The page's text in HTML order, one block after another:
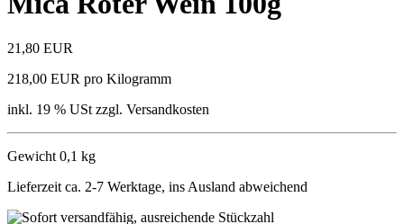
21,80 EUR
218,00 EUR pro Kilogramm
inkl. 19 % USt zzgl. Versandkosten
Gewicht 0,1 kg
Lieferzeit ca. 2-7 Werktage, ins Ausland abweichend